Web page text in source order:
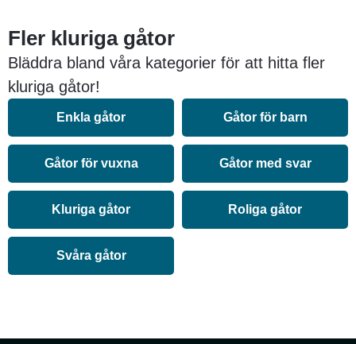
Fler kluriga gåtor
Bläddra bland våra kategorier för att hitta fler
kluriga gåtor!
Enkla gåtor Gåtor för barn
Gåtor för vuxna Gåtor med svar
Kluriga gåtor Roliga gåtor
Svåra gåtor